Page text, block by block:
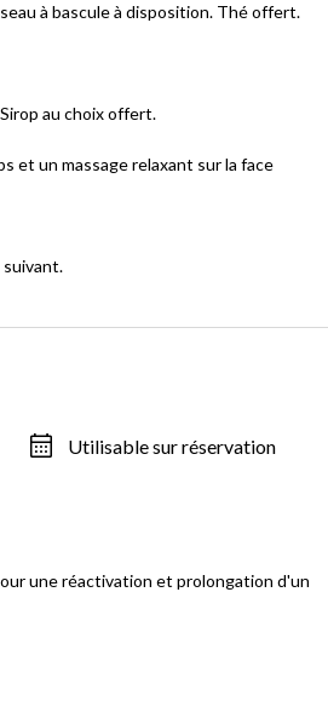
à bascule à disposition. Thé offert.
au choix offert.
et un massage relaxant sur la face
suivant.
Utilisable sur réservation
une réactivation et prolongation d'un